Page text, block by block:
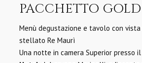
PACCHETTO GOLD
Menù degustazione e tavolo con
stellato Re Maurì
Una notte in camera Superior presso il